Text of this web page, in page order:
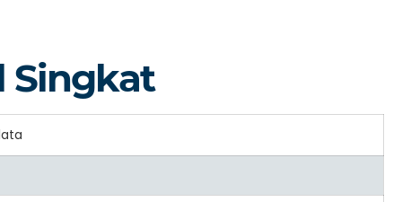
Singkat